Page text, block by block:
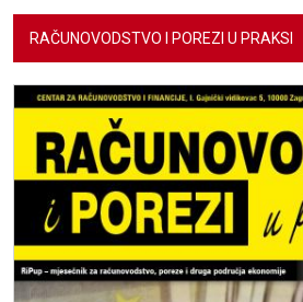
RAČUNOVODSTVO I POREZI U PRAKSI